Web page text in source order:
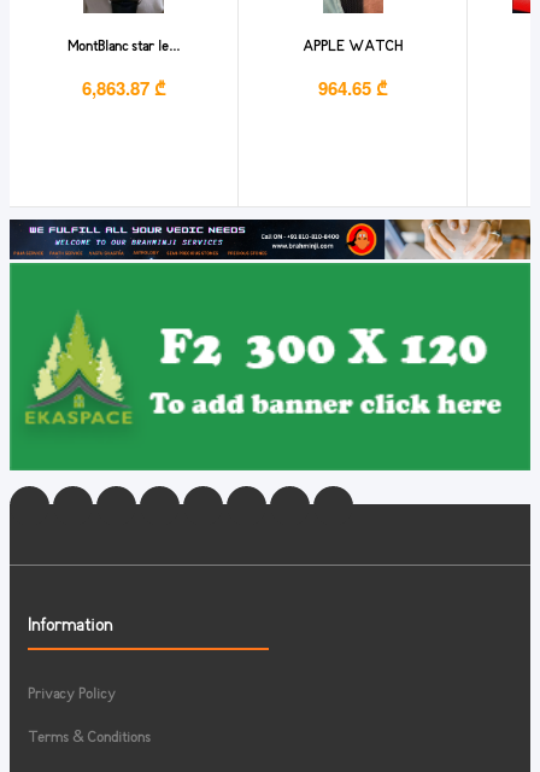
MontBlanc star le...
6,863.87 ₾
APPLE WATCH
964.65 ₾
Information
Privacy Policy
Terms & Conditions